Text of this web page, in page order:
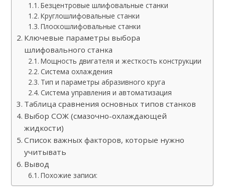
Безцентровые шлифовальные станки
Круглошлифовальные станки
Плоскошлифовальные станки
Ключевые параметры выбора
шлифовального станка
Мощность двигателя и жесткость конструкции
Система охлаждения
Тип и параметры абразивного круга
Система управления и автоматизация
Таблица сравнения основных типов станков
Выбор СОЖ (смазочно-охлаждающей
жидкости)
Список важных факторов, которые нужно
учитывать
Вывод
Похожие записи: